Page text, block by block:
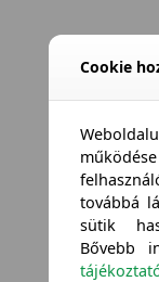
Cookie
továbbá
sütik
Bővebb